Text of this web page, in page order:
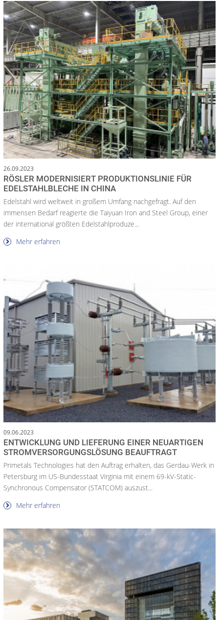
26.09.2023
RÖSLER MODERNISIERT PRODUKTIONSLINIE FÜR
EDELSTAHLBLECHE IN CHINA
Edelstahl wird weltweit in großem Umfang nachgefragt. Auf den
immensen Bedarf reagierte die Taiyuan Iron and Steel Group, einer
der international größten Edelstahlproduze...
Mehr erfahren
09.06.2023
ENTWICKLUNG UND LIEFERUNG EINER NEUARTIGEN
STROMVERSORGUNGSLÖSUNG BEAUFTRAGT
Primetals Technologies hat den Auftrag erhalten, das Gerdau-Werk in
Petersburg im US-Bundesstaat Virginia mit einem 69-kV-Static-
Synchronous Compensator (STATCOM) auszust...
Mehr erfahren